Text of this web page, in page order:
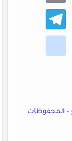
Teleg
ram
المحفوظات